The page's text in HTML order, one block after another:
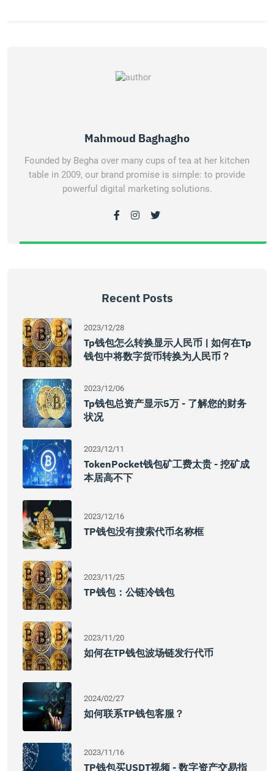
Mahmoud Baghagho
Founded by Begha over many cups of tea at her kitchen
table in 2009, our brand promise is simple: to provide
powerful digital marketing solutions.
Recent Posts
2023/12/28
Tp钱包怎么转换显示人民币 | 如何在tp
钱包中将数字货币转换为人民币？
2023/12/06
Tp钱包总资产显示5万 - 了解您的财务
状况
2023/12/11
TokenPocket钱包矿工费太贵 - 挖矿成
本居高不下
2023/12/16
TP钱包没有搜索代币名称框
2023/11/25
TP钱包：公链冷钱包
2023/11/20
如何在TP钱包波场链发行代币
2024/02/27
如何联系TP钱包客服？
2023/11/16
TP钱包买USDT视频 - 数字资产交易指